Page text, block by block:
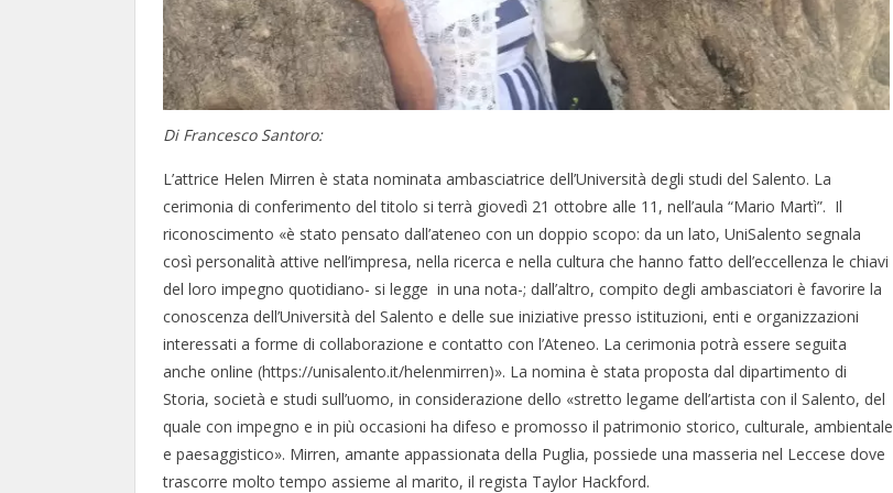
Di Francesco Santoro:
L’attrice Helen Mirren è stata nominata ambasciatrice dell’Università degli studi del Salento. La
cerimonia di conferimento del titolo si terrà giovedì 21 ottobre alle 11, nell’aula “Mario Martì”. Il
riconoscimento «è stato pensato dall’ateneo con un doppio scopo: da un lato, UniSalento segnala
così personalità attive nell’impresa, nella ricerca e nella cultura che hanno fatto dell’eccellenza le chiavi
del loro impegno quotidiano- si legge in una nota-; dall’altro, compito degli ambasciatori è favorire la
conoscenza dell’Università del Salento e delle sue iniziative presso istituzioni, enti e organizzazioni
interessati a forme di collaborazione e contatto con l’Ateneo. La cerimonia potrà essere seguita
anche online (https://unisalento.it/helenmirren)». La nomina è stata proposta dal dipartimento di
Storia, società e studi sull’uomo, in considerazione dello «stretto legame dell’artista con il Salento, del
quale con impegno e in più occasioni ha difeso e promosso il patrimonio storico, culturale, ambientale
e paesaggistico». Mirren, amante appassionata della Puglia, possiede una masseria nel Leccese dove
trascorre molto tempo assieme al marito, il regista Taylor Hackford.